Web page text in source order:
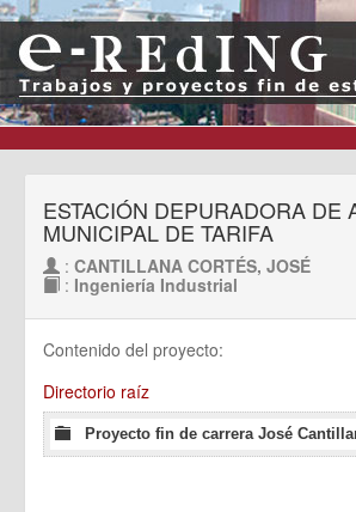
ESTACIÓN DEPURADORA
MUNICIPAL DE TARIFA
: CANTILLANA CORTÉS, JOSÉ
: Ingeniería Industrial
Contenido del proyecto:
Directorio raíz
Proyecto fin de carrera José